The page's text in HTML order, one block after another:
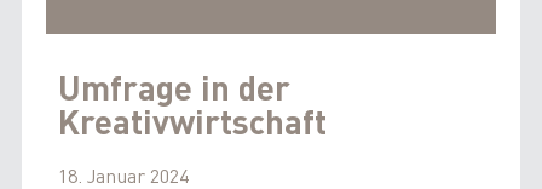
Umfrage in der
Kreativwirtschaft
18. Januar 2024